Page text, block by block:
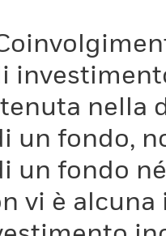
limiti del parametro ITR?
viene calcolato sulla base
È importante notare
(ad es.,
accettato per
universalmente concordato
di dati varia a seconda
che le metodologie di
cambiare con l'evolversi
nella
un fondo,
un fondo
vi è